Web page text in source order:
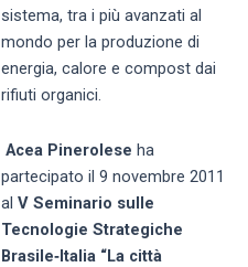
sistema, tra i più avanzati al
mondo per la produzione di
energia, calore e compost dai
rifiuti organici.
Acea Pinerolese ha
partecipato il 9 novembre 2011
al V Seminario sulle
Tecnologie Strategiche
Brasile‐Italia “La città